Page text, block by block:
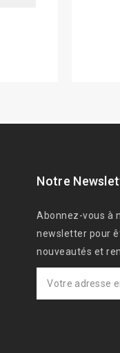
Notre
Abonnez-vous à
newsletter pour
nouveautés et